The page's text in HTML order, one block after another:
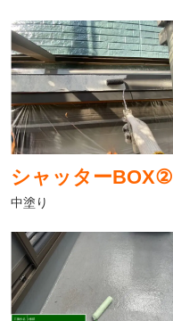
シャッターBOX②
中塗り